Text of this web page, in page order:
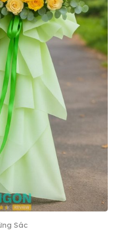
Sác